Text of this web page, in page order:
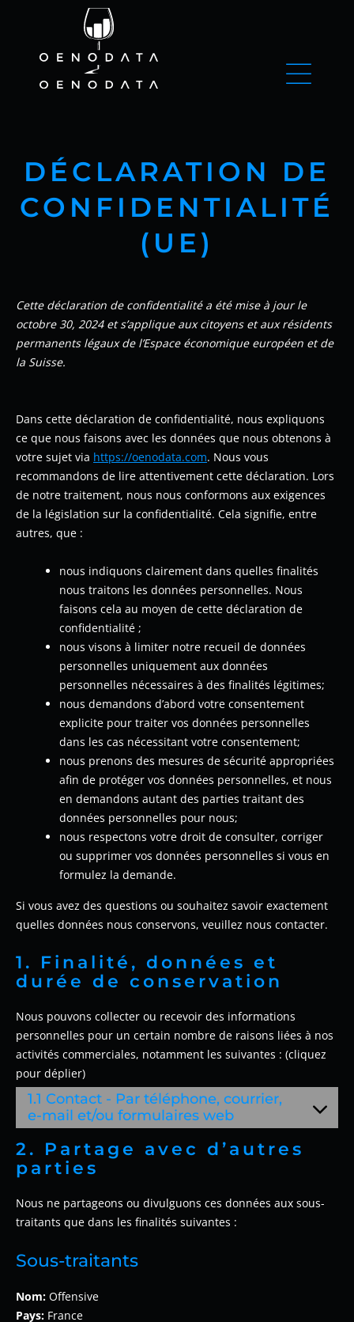
DÉCLARATION DE
CONFIDENTIALITÉ
(UE)
Cette déclaration de confidentialité a été mise à jour le
octobre 30, 2024 et s’applique aux citoyens et aux résidents
permanents légaux de l’Espace économique européen et de
la Suisse.
Dans cette déclaration de confidentialité, nous expliquons
ce que nous faisons avec les données que nous obtenons à
votre sujet via https://oenodata.com. Nous vous
recommandons de lire attentivement cette déclaration. Lors
de notre traitement, nous nous conformons aux exigences
de la législation sur la confidentialité. Cela signifie, entre
autres, que :
nous indiquons clairement dans quelles finalités
nous traitons les données personnelles. Nous
faisons cela au moyen de cette déclaration de
confidentialité ;
nous visons à limiter notre recueil de données
personnelles uniquement aux données
personnelles nécessaires à des finalités légitimes;
nous demandons d’abord votre consentement
explicite pour traiter vos données personnelles
dans les cas nécessitant votre consentement;
nous prenons des mesures de sécurité appropriées
afin de protéger vos données personnelles, et nous
en demandons autant des parties traitant des
données personnelles pour nous;
nous respectons votre droit de consulter, corriger
ou supprimer vos données personnelles si vous en
formulez la demande.
Si vous avez des questions ou souhaitez savoir exactement
quelles données nous conservons, veuillez nous contacter.
1. Finalité, données et
durée de conservation
Nous pouvons collecter ou recevoir des informations
personnelles pour un certain nombre de raisons liées à nos
activités commerciales, notamment les suivantes : (cliquez
pour déplier)
1.1 Contact - Par téléphone, courrier,
e-mail et/ou formulaires web
2. Partage avec d’autres
parties
Nous ne partageons ou divulguons ces données aux sous-
traitants que dans les finalités suivantes :
Sous-traitants
Nom: Offensive
Pays: France